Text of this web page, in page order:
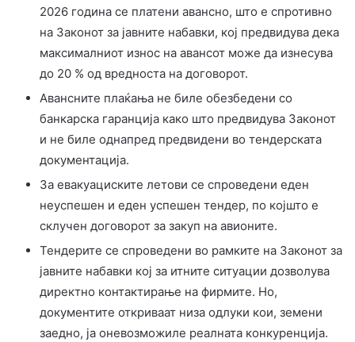
2026 година се платени авансно, што е спротивно
на Законот за јавните набавки, кој предвидува дека
максималниот износ на авансот може да изнесува
до 20 % од вредноста на договорот.
Авансните плаќања не биле обезбедени со
банкарска гаранција како што предвидува Законот
и не биле однапред предвидени во тендерската
документација.
За евакуациските летови се спроведени еден
неуспешен и еден успешен тендер, по којшто е
склучен договорот за закуп на авионите.
Тендерите се спроведени во рамките на Законот за
јавните набавки кој за итните ситуации дозволува
директно контактирање на фирмите. Но,
документите откриваат низа одлуки кои, земени
заедно, ја оневозможиле реалната конкуренција.